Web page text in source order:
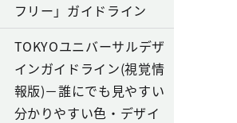
フリー」ガイドライン
TOKYOユニバーサルデザ
インガイドライン(視覚情
報版)－誰にでも見やすい
分かりやすい色・デザイ